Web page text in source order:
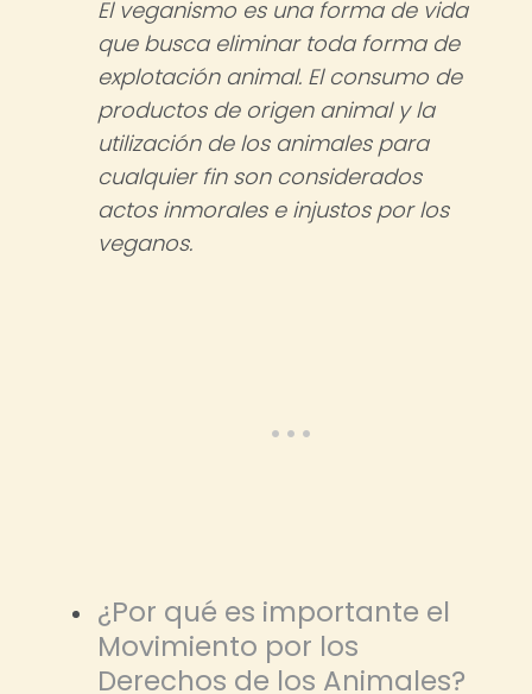
El veganismo es una forma de vida
que busca eliminar toda forma de
explotación animal. El consumo de
productos de origen animal y la
utilización de los animales para
cualquier fin son considerados
actos inmorales e injustos por los
veganos.
¿Por qué es importante el
Movimiento por los
Derechos de los Animales?